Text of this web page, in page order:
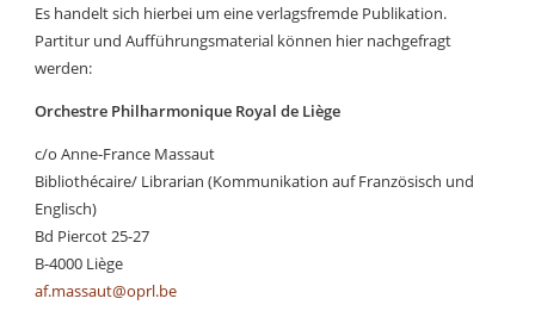
Es handelt sich hierbei um eine verlagsfremde Publikation.
Partitur und Aufführungsmaterial können hier nachgefragt
werden:
Orchestre Philharmonique Royal de Liège
c/o Anne-France Massaut
Bibliothécaire/ Librarian (Kommunikation auf Französisch und
Englisch)
Bd Piercot 25-27
B-4000 Liège
af.massaut@oprl.be